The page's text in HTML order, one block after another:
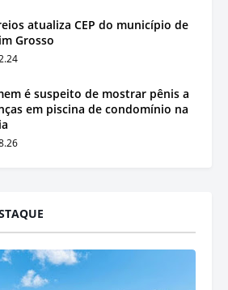
atualiza CEP do município de
Grosso
é suspeito de mostrar pênis a
em piscina de condomínio na